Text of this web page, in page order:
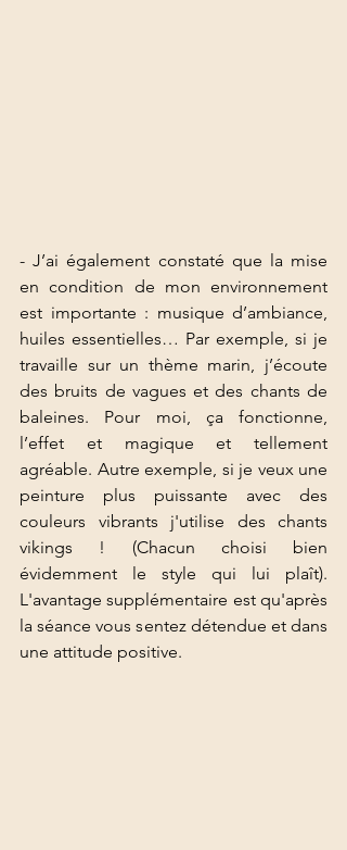
- J’ai également constaté que la mise
en condition de mon environnement
est importante : musique d’ambiance,
huiles essentielles… Par exemple, si je
travaille sur un thème marin, j’écoute
des bruits de vagues et des chants de
baleines. Pour moi, ça fonctionne,
l’effet et magique et tellement
agréable. Autre exemple, si je veux une
peinture plus puissante avec des
couleurs vibrants j'utilise des chants
vikings ! (Chacun choisi bien
évidemment le style qui lui plaît).
L'avantage supplémentaire est qu'après
la séance vous sentez détendue et dans
une attitude positive.